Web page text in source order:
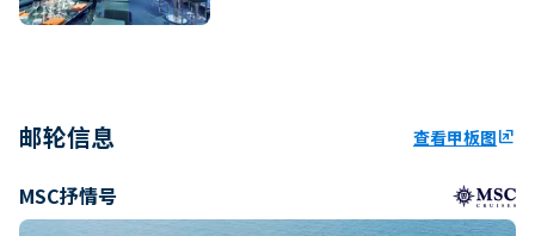
邮轮信息 查看甲板图ungroup
MSC抒情号